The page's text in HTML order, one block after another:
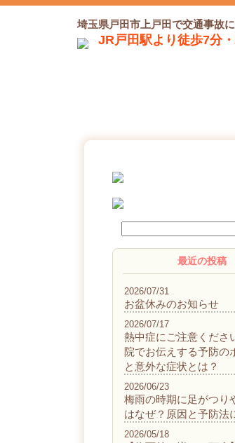
埼玉県戸田市上戸田で交通事故
JR戸田駅より徒歩7分
最近の投稿
お盆休みのお知らせ
2026/07/31
熱中症にご注意くださ
院でお伝えする予防の
と意外な症状とは？
2026/07/17
梅雨の時期に足がつり
はなぜ？原因と予防法
2026/06/23
2026/05/18